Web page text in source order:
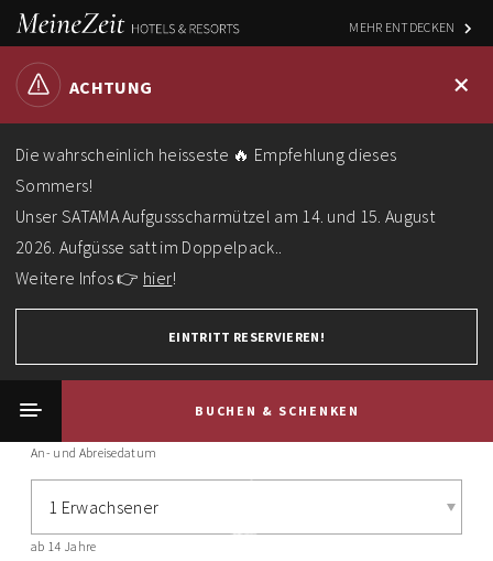
MEHR ENTDECKEN
ACHTUNG
Die wahrscheinlich heisseste 🔥 Empfehlung dieses
Sommers!
Unser SATAMA Aufgussscharmützel am 14. und 15. August
2026. Aufgüsse satt im Doppelpack..
Weitere Infos 👉 hier!
EINTRITT RESERVIEREN!
+
BUCHEN & SCHENKEN
An- und Abreisedatum
1 Erwachsener
ab 14 Jahre